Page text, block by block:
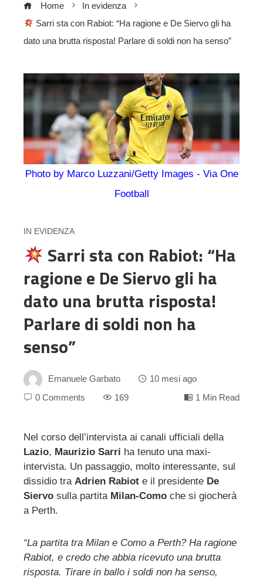
Home
In evidenza
Sarri sta con Rabiot: “Ha ragione e De Siervo gli ha
dato una brutta risposta! Parlare di soldi non ha senso”
Photo by Marco Luzzani/Getty Images - Via One
Football
IN EVIDENZA
Sarri sta con Rabiot: “Ha
ragione e De Siervo gli ha
dato una brutta risposta!
Parlare di soldi non ha
senso”
Emanuele Garbato
10 mesi ago
0 Comments
169 1 Min Read
Nel corso dell’intervista ai canali ufficiali della
Lazio, Maurizio Sarri ha tenuto una maxi-
intervista. Un passaggio, molto interessante, sul
dissidio tra Adrien Rabiot e il presidente De
Siervo sulla partita Milan-Como che si giocherà
a Perth.
“La partita tra Milan e Como a Perth? Ha ragione
Rabiot, e credo che abbia ricevuto una brutta
risposta. Tirare in ballo i soldi non ha senso,